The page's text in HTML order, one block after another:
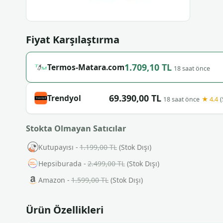
Fiyat Karşılaştırma
Termos-Matara.com1.709,10 TL 18 saat önce
Trendyol 69.390,00 TL 18 saat önce ★ 4.4
Stokta Olmayan Satıcılar
Kutupayısı - 1.199,00 TL(Stok Dışı)
Hepsiburada - 2.499,00 TL(Stok Dışı)
Amazon - 1.599,00 TL(Stok Dışı)
Ürün Özellikleri